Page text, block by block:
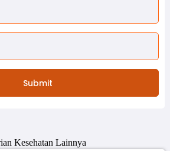
Submit
Kesehatan Lainnya